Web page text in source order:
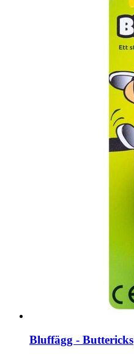
Bluffägg - Buttericks